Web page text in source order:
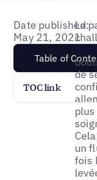
Date published:
May 21, 2021
Table of
TOC link
La
de
un
fois